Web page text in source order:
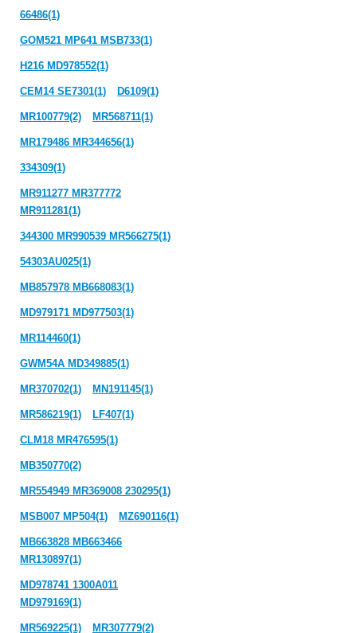
66486(1)
GOM521 MP641 MSB733(1)
H216 MD978552(1)
CEM14 SE7301(1) D6109(1)
MR100779(2) MR568711(1)
MR179486 MR344656(1)
334309(1)
MR911277 MR377772
MR911281(1)
344300 MR990539 MR566275(1)
54303AU025(1)
MB857978 MB668083(1)
MD979171 MD977503(1)
MR114460(1)
GWM54A MD349885(1)
MR370702(1) MN191145(1)
MR586219(1) LF407(1)
CLM18 MR476595(1)
MB350770(2)
MR554949 MR369008 230295(1)
MSB007 MP504(1) MZ690116(1)
MB663828 MB663466
MR130897(1)
MD978741 1300A011
MD979169(1)
MR569225(1) MR307779(2)